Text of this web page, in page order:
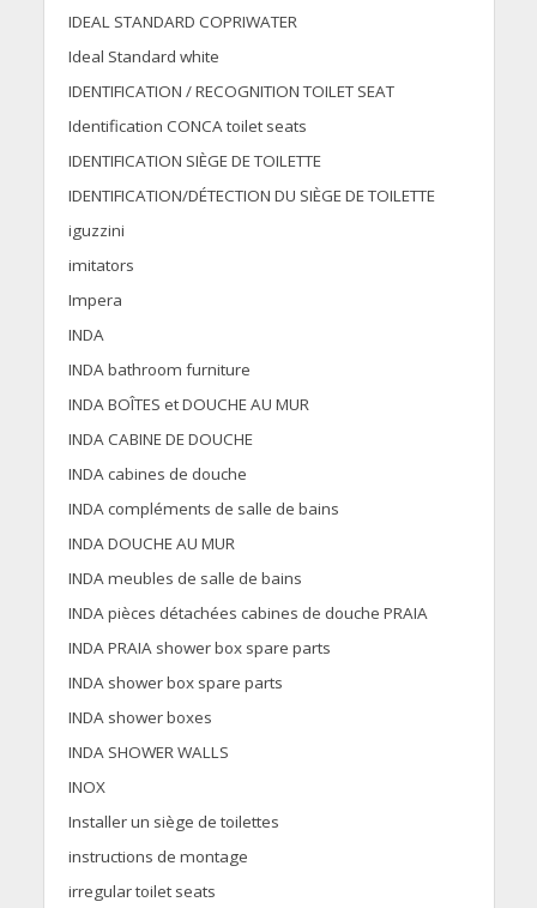
IDEAL STANDARD COPRIWATER
Ideal Standard white
IDENTIFICATION / RECOGNITION TOILET SEAT
Identification CONCA toilet seats
IDENTIFICATION SIÈGE DE TOILETTE
IDENTIFICATION/DÉTECTION DU SIÈGE DE TOILETTE
iguzzini
imitators
Impera
INDA
INDA bathroom furniture
INDA BOÎTES et DOUCHE AU MUR
INDA CABINE DE DOUCHE
INDA cabines de douche
INDA compléments de salle de bains
INDA DOUCHE AU MUR
INDA meubles de salle de bains
INDA pièces détachées cabines de douche PRAIA
INDA PRAIA shower box spare parts
INDA shower box spare parts
INDA shower boxes
INDA SHOWER WALLS
INOX
Installer un siège de toilettes
instructions de montage
irregular toilet seats